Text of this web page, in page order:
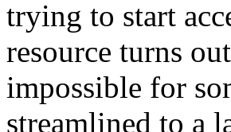
trying to start
resource turns
impossible for
streamlined to a